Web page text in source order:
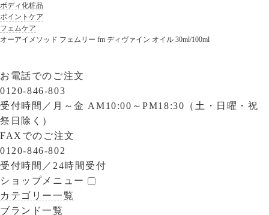
ボディ化粧品
ポイントケア
フェムケア
オーアイメソッド フェムリー fm ディヴァイン オイル 30ml/100ml
お電話でのご注文
0120-846-803
受付時間／ 月～金 AM10:00～PM18:30（土・日曜・祝
祭日除く）
FAXでのご注文
0120-846-802
受付時間／ 24時間受付
ショップメニュー
カテゴリー一覧
ブランド一覧